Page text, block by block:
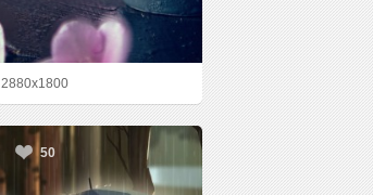
2880x1800
50